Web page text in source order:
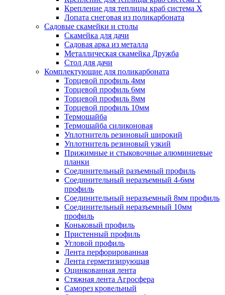
Крепление для теплицы краб система Х
Лопата снеговая из поликарбоната
Садовые скамейки и столы
Скамейка для дачи
Садовая арка из металла
Металлическая скамейка Дружба
Стол для дачи
Комплектующие для поликарбоната
Торцевой профиль 4мм
Торцевой профиль 6мм
Торцевой профиль 8мм
Торцевой профиль 10мм
Термошайба
Термошайба силиконовая
Уплотнитель резиновый широкий
Уплотнитель резиновый узкий
Прижимные и стыковочные алюминиевые
планки
Соединительный разъемный профиль
Соединительный неразъемный 4-6мм
профиль
Соединительный неразъемный 8мм профиль
Соединительный неразъемный 10мм
профиль
Коньковый профиль
Пристенный профиль
Угловой профиль
Лента перфорированная
Лента герметизирующая
Оцинкованная лента
Стяжная лента Агросфера
Саморез кровельный